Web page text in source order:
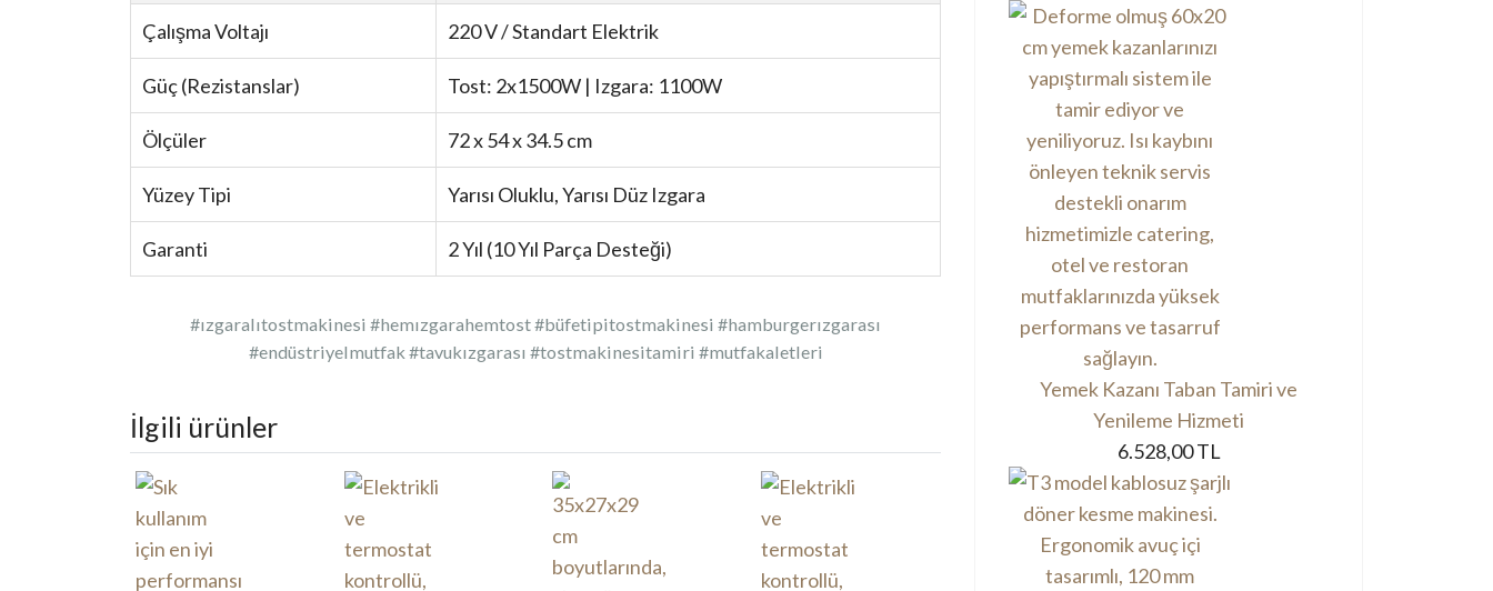
Çalışma Voltajı 220 V / Standart Elektrik
Güç (Rezistanslar) Tost: 2x1500W | Izgara: 1100W
Ölçüler 72 x 54 x 34.5 cm
Yüzey Tipi Yarısı Oluklu, Yarısı Düz Izgara
Garanti 2 Yıl (10 Yıl Parça Desteği)
#ızgaralıtostmakinesi #hemızgarahemtost #büfetipitostmakinesi #hamburgerızgarası
#endüstriyelmutfak #tavukızgarası #tostmakinesitamiri #mutfakaletleri
İlgili ürünler
Yemek Kazanı Taban Tamiri ve
Yenileme Hizmeti
6.528,00 TL